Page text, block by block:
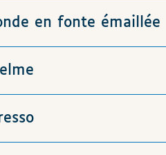
en fonte émaillée